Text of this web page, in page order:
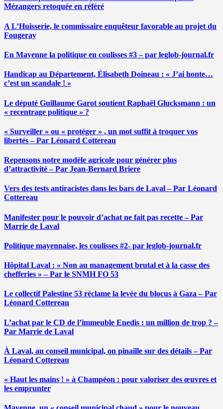
Mézangers retoquée en référé
A L’Huisserie, le commissaire enquêteur favorable au projet du
Fougeray
En Mayenne la politique en coulisses #3 – par leglob-journal.fr
Handicap au Département, Élisabeth Doineau : « J’ai honte…
c’est un scandale ! »
Le député Guillaume Garot soutient Raphaël Glucksmann : un
« recentrage politique » ?
« Surveiller » ou « protéger » , un mot suffit à troquer vos
libertés – Par Léonard Cottereau
Repensons notre modèle agricole pour générer plus
d’attractivité – Par Jean-Bernard Briere
Vers des tests antiracistes dans les bars de Laval – Par Léonard
Cottereau
Manifester pour le pouvoir d’achat ne fait pas recette – Par
Marrie de Laval
Politique mayennaise, les coulisses #2- par leglob-journal.fr
Hôpital Laval : « Non au management brutal et à la casse des
chefferies » – Par le SNMH FO 53
Le collectif Palestine 53 réclame la levée du blocus à Gaza – Par
Léonard Cottereau
L’achat par le CD de l’immeuble Enedis : un million de trop ? –
Par Marrie de Laval
À Laval, au conseil municipal, on pinaille sur des détails – Par
Léonard Cottereau
« Haut les mains ! » à Champéon : pour valoriser des œuvres et
les emprunter